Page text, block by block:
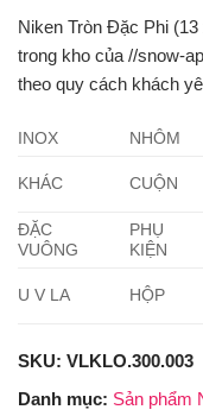
Niken Tròn Đặc Phi
trong kho của //snow-
theo quy cách khách
INOX NHÔM
KHÁC CUỘN
ĐẶC
VUÔNG
PHỤ
KIỆN
U V LA HỘP
SKU: VLKLO.300.003
Danh mục: Sản phẩm